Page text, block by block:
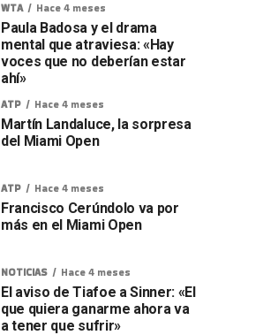
WTA Hace 4 meses
Paula Badosa y el drama
mental que atraviesa: «Hay
voces que no deberían estar
ahí»
ATP Hace 4 meses
Martín Landaluce, la sorpresa
del Miami Open
ATP Hace 4 meses
Francisco Cerúndolo va por
más en el Miami Open
NOTICIAS Hace 4 meses
El aviso de Tiafoe a Sinner: «El
que quiera ganarme ahora va
a tener que sufrir»